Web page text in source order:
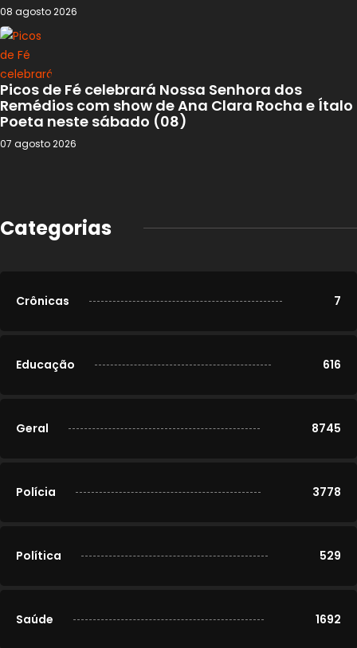
08 agosto 2026
Picos de Fé celebrará Nossa Senhora dos
Remédios com show de Ana Clara Rocha e Ítalo
Poeta neste sábado (08)
07 agosto 2026
Categorias
Crônicas 7
Educação 616
Geral 8745
Polícia 3778
Política 529
Saúde 1692